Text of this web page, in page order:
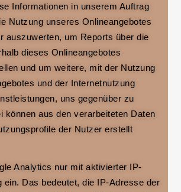
Informationen in unserem Auftrag
Nutzung unseres Onlineangebotes
auszuwerten, um Reports über die
dieses Onlineangebotes
und um weitere, mit der Nutzung
und der Internetnutzung
uns gegenüber zu
können aus den verarbeiteten Daten
der Nutzer erstellt
Analytics nur mit aktivierter IP-
ein. Das bedeutet, die IP-Adresse der